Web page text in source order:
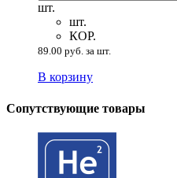
шт.
шт.
КОР.
89.00 руб. за шт.
В корзину
Сопутствующие товары